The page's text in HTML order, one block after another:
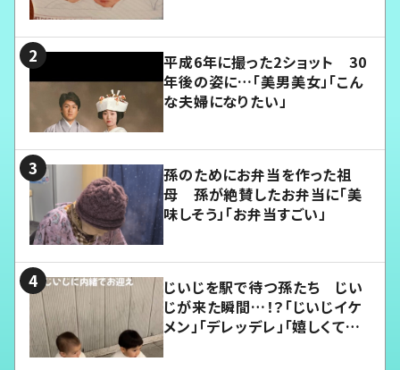
平成6年に撮った2ショット 30
年後の姿に…「美男美女」「こん
な夫婦になりたい」
孫のためにお弁当を作った祖
母 孫が絶賛したお弁当に「美
味しそう」「お弁当すごい」
じいじを駅で待つ孫たち じい
じが来た瞬間…！？「じいじイケ
メン」「デレッデレ」「嬉しくて可